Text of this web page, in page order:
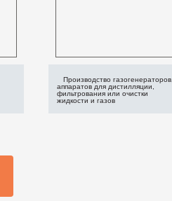
Производство газогенераторов,
аппаратов для дистилляции,
фильтрования или очистки
жидкости и газов